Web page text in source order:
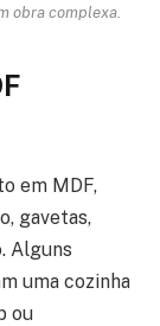
obra complexa.
em MDF,
gavetas,
Alguns
uma cozinha
ou